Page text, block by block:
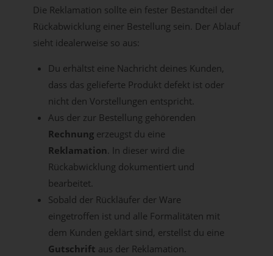
Die Reklamation sollte ein fester Bestandteil der
Rückabwicklung einer Bestellung sein. Der Ablauf
sieht idealerweise so aus:
Du erhältst eine Nachricht deines Kunden,
dass das gelieferte Produkt defekt ist oder
nicht den Vorstellungen entspricht.
Aus der zur Bestellung gehörenden
Rechnungerzeugst du eine
Reklamation. In dieser wird die
Rückabwicklung dokumentiert und
bearbeitet.
Sobald der Rückläufer der Ware
eingetroffen ist und alle Formalitäten mit
dem Kunden geklärt sind, erstellst du eine
Gutschrift aus der Reklamation.